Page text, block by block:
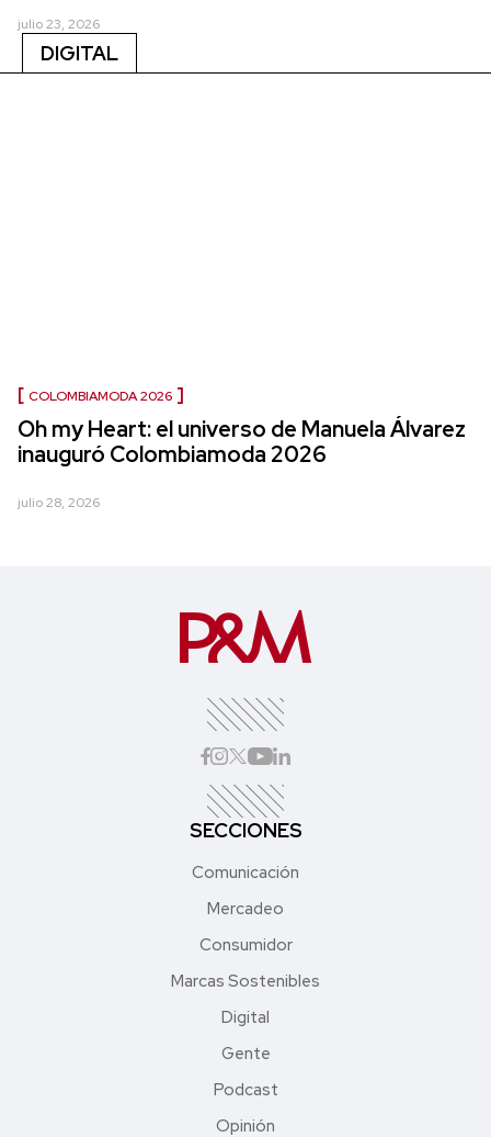
julio 23, 2026
DIGITAL
COLOMBIAMODA 2026
Oh my Heart: el universo de Manuela Álvarez
inauguró Colombiamoda 2026
julio 28, 2026
SECCIONES
Comunicación
Mercadeo
Consumidor
Marcas Sostenibles
Digital
Gente
Podcast
Opinión